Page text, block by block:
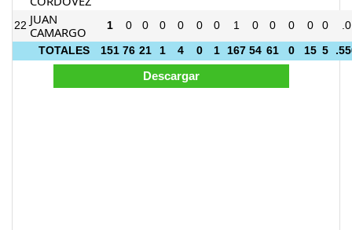
22 JUAN
CAMARGO
1 0 0 0 0 0 0 1 0 0 0 0 0 .0
TOTALES 151 76 21 1 4 0 1 167 54 61 0 15 5